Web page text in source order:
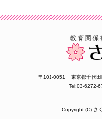
〒101-0051 東京都千代
Tel:03-6272-
Copyright (C) さ